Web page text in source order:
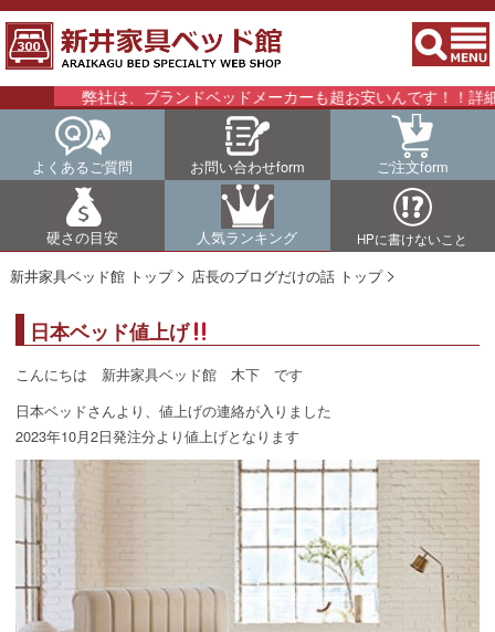
弊社は、ブランドベッドメーカーも超お安いんです！！詳細は
よくあるご質問 お問い合わせform ご注文form
硬さの目安 人気ランキング HPに書けないこと
新井家具ベッド館 トップ 店長のブログだけの話 トップ
日本ベッド値上げ
こんにちは 新井家具ベッド館 木下 です
日本ベッドさんより、値上げの連絡が入りました
2023年10月2日発注分より値上げとなります